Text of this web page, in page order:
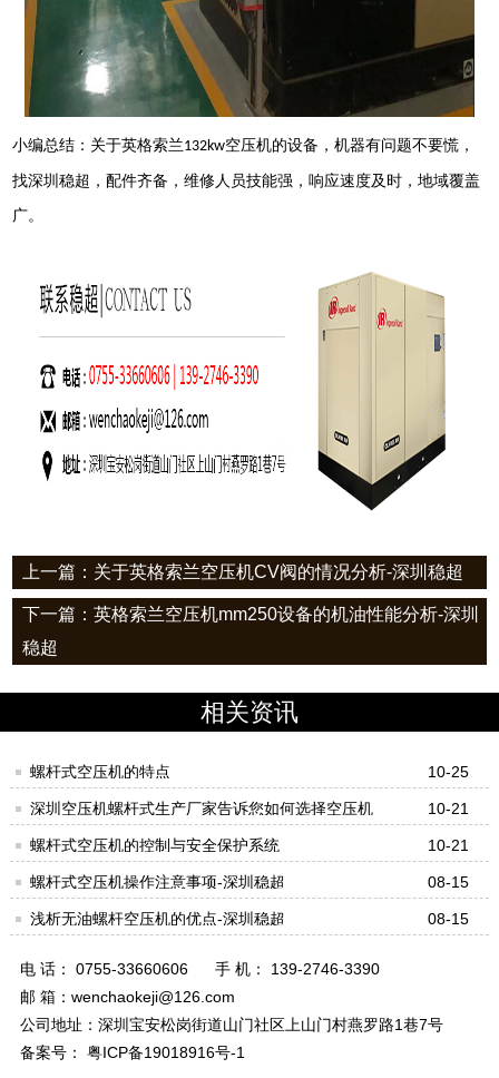
小编总结：关于英格索兰132kw空压机的设备，机器有问题不要慌，
找深圳稳超 ，配件齐备，维修人员技能强，响应速度及时，地域覆盖
广。
上一篇：关于英格索兰空压机CV阀的情况分析-深圳稳超
下一篇：英格索兰空压机mm250设备的机油性能分析-深圳
稳超
相关资讯
螺杆式空压机的特点 10-25
深圳空压机螺杆式生产厂家告诉您如何选择空压机 10-21
螺杆式空压机的控制与安全保护系统 10-21
螺杆式空压机操作注意事项-深圳稳超 08-15
浅析无油螺杆空压机的优点-深圳稳超 08-15
电 话： 0755-33660606
手 机： 139-2746-3390
邮 箱：wenchaokeji@126.com
公司地址：深圳宝安松岗街道山门社区上山门村燕罗路1巷7号
备案号： 粤ICP备19018916号-1